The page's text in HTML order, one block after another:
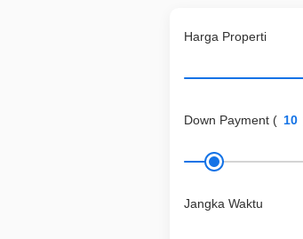
Harga Properti
Down Payment (
Jangka Waktu